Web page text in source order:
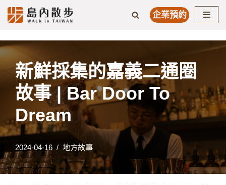
to
企業預約
新鮮採集的嘉義二通圈
故事 | Bar Door To
Dream
2024-04-16 地方故事